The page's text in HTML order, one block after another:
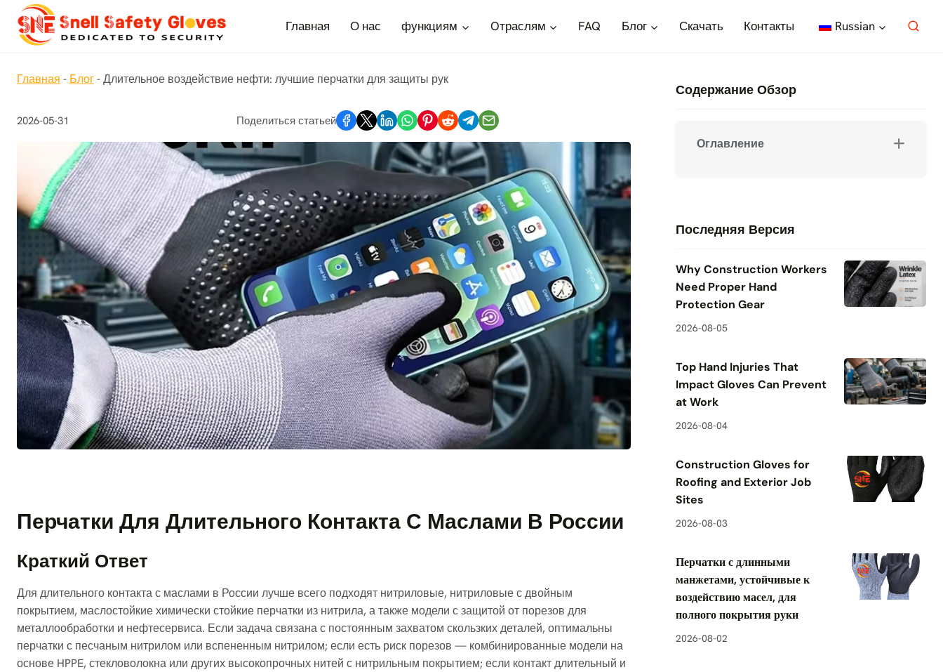
Перейти
содержимому
Главная О нас функциям Oтраслям FAQ Блог Скачать Контакты Russian
Главная - Блог-Длительное воздействие нефти: лучшие перчатки для защиты рук
2026-05-31 Поделиться статьей
Перчатки Для Длительного Контакта С Маслами В России
Краткий Ответ
Для длительного контакта с маслами в России лучше всего подходят нитриловые, нитриловые с двойным
покрытием, маслостойкие химически стойкие перчатки из нитрила, а также модели с защитой от порезов для
металлообработки и нефтесервиса. Если задача связана с постоянным захватом скользких деталей, оптимальны
перчатки с песчаным нитрилом или вспененным нитрилом; если есть риск порезов — комбинированные модели на
основе HPPE, стекловолокна или других высокопрочных нитей с нитрильным покрытием; если контакт длительный и
Содержание Обзор
Оглавление
Последняя Версия
Why Construction Workers
Need Proper Hand
Protection Gear
2026-08-05
Top Hand Injuries That
Impact Gloves Can Prevent
at Work
2026-08-04
Construction Gloves for
Roofing and Exterior Job
Sites
2026-08-03
Перчатки с длинными
манжетами, устойчивые к
воздействию масел, для
полного покрытия руки
2026-08-02